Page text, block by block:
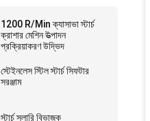
1200 R/Min ক্যাসাভা স্টার্চ
ক্রাশার মেশিন উত্পাদন
প্রক্রিয়াকরণ উদ্ভিদ
স্টেইনলেস স্টিল স্টার্চ সিফটার
সরঞ্জাম
স্টার্চ স্লারি বিভাজক